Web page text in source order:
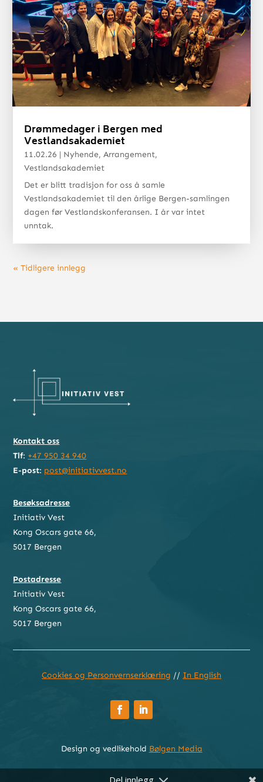
Drømmedager i Bergen med
Vestlandsakademiet
11.02.26 | Nyhende,Arrangement,
Vestlandsakademiet
Det er blitt tradisjon for oss å samle
Vestlandsakademiet til den årlige Bergen-samlingen
dagen før Vestlandskonferansen. I år var intet
unntak.
« Tidligere innlegg
Kontakt oss
Tlf: +47 950 34 940
E-post: post@initiativvest.no
Besøksadresse
Initiativ Vest
Kong Oscars gate 66,
5017 Bergen
Postadresse
Initiativ Vest
Kong Oscars gate 66,
5017 Bergen
Cookies og Personvernserklæring // In English
Design og vedlikehold Bølgen Media